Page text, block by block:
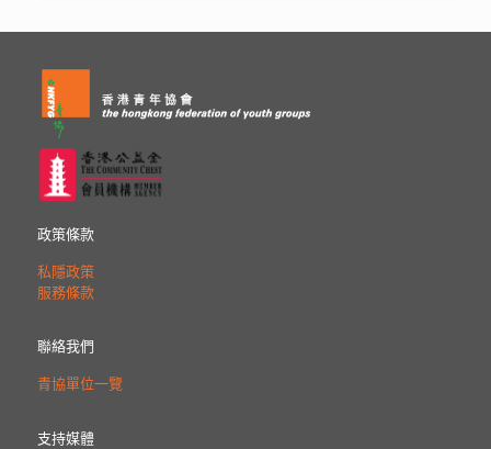
政策條款
私隱政策
服務條款
聯絡我們
青協單位一覽
支持媒體